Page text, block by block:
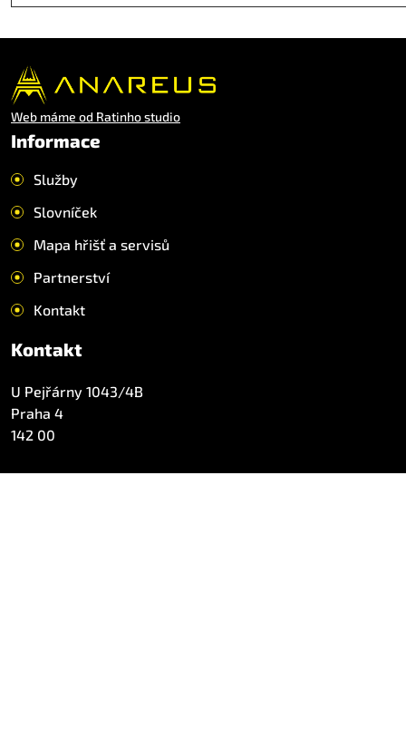
Web máme od Ratinho studio
Informace
Služby
Slovníček
Mapa hřišť a servisů
Partnerství
Kontakt
Kontakt
U Pejřárny 1043/4B
Praha 4
142 00